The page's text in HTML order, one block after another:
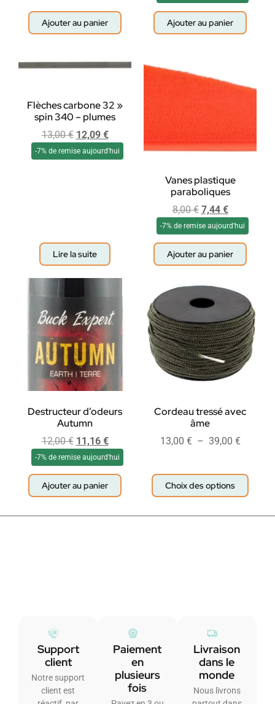
Ajouter au panier Ajouter au panier
Flèches carbone 32 »
spin 340 – plumes
13,00€ 12,09 €
-7% de remise aujourd'hui
Lire la suite
Vanes plastique
paraboliques
8,00€ 7,44 €
-7% de remise aujourd'hui
Ajouter au panier
Destructeur d’odeurs
Autumn
12,00€ 11,16 €
-7% de remise aujourd'hui
Ajouter au panier
Cordeau tressé avec
âme
13,00 € – 39,00 €
Choix des options
Support
client
Notre support
client est
Paiement
en
plusieurs
fois
Livraison
dans le
monde
Nous livrons